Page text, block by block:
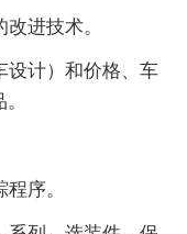
进技术。
设计）和价格、车
序。